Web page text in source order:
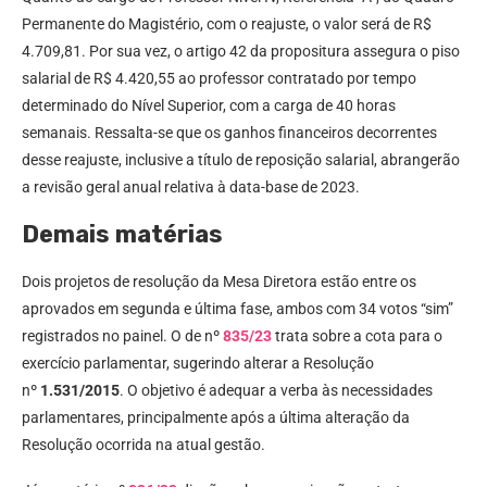
Permanente do Magistério, com o reajuste, o valor será de R$
4.709,81. Por sua vez, o artigo 42 da propositura assegura o piso
salarial de R$ 4.420,55 ao professor contratado por tempo
determinado do Nível Superior, com a carga de 40 horas
semanais. Ressalta-se que os ganhos financeiros decorrentes
desse reajuste, inclusive a título de reposição salarial, abrangerão
a revisão geral anual relativa à data-base de 2023.
Demais matérias
Dois projetos de resolução da Mesa Diretora estão entre os
aprovados em segunda e última fase, ambos com 34 votos “sim”
registrados no painel. O de nº835/23trata sobre a cota para o
exercício parlamentar, sugerindo alterar a Resolução
nº 1.531/2015. O objetivo é adequar a verba às necessidades
parlamentares, principalmente após a última alteração da
Resolução ocorrida na atual gestão.